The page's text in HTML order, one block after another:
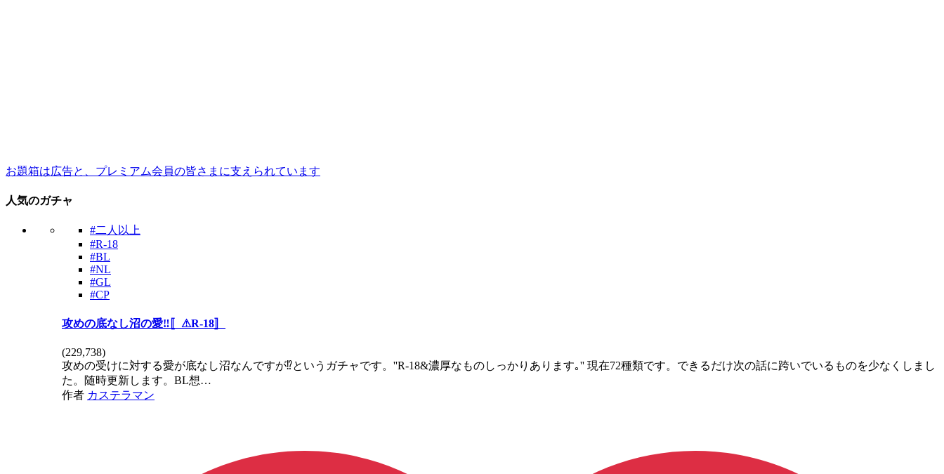
お題箱は広告と、プレミアム会員の皆さまに支えられています
人気のガチャ
#二人以上
#R-18
#BL
#NL
#GL
#CP
攻めの底なし沼の愛‼️〚⚠R-18〛
(229,738)
攻めの受けに対する愛が底なし沼なんですが⁉️というガチャです。''R-18&濃厚なものしっかりあります｡'' 現在72種類です。できるだけ次の話に跨いでいるものを少なくしまし
た。随時更新します。BL想…
作者 カステラマン